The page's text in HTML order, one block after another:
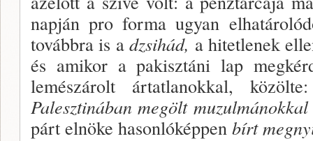
napján pro forma ugyan
továbbra is adzsihád, a hitetlenek
és amikor a pakisz­táni lap
lemészárolt ártatlanokkal,
Palesztinában megölt
párt elnöke hasonlóképpen bírt